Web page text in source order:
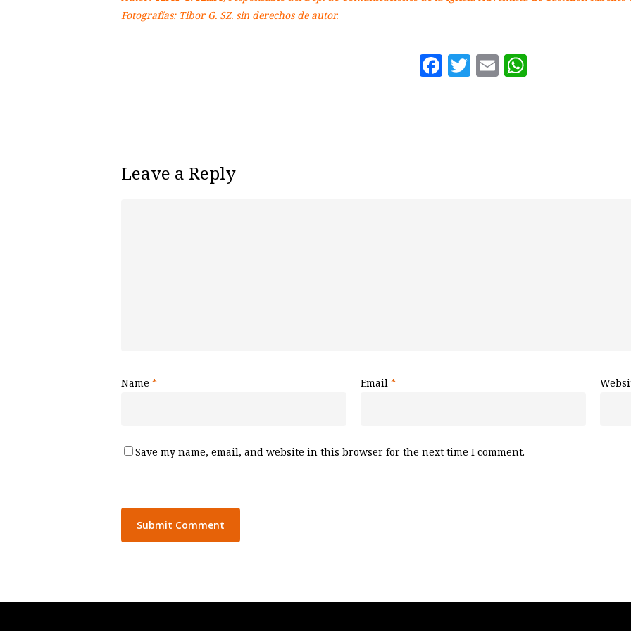
Fotografías: Tibor G. SZ. sin derechos de autor.
Facebook
Twitter
Email
Leave a Reply
Name * Email *
Save my name, email, and website in this browser for the next time I comment.